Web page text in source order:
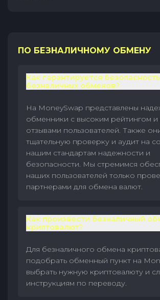
ПО БЕЗНАЛИЧНОМУ ОБМЕНУ
Как гарантируется безопасность
безналичных обменов?
На MoneySwap представлены
обменники с высоким рейтингом и
отзывами пользователей. Также
тщательную проверку и аудит на
нашим стандартам надежности и
безопасности. Мы стремимся
наших пользователей только
партнерами для обмена валют.
Как произвести безналичный
криптовалют?
Для безналичного обмена
подобрать обменный пункт на
выбрать нужную криптовалюту и
инструкциям по переводу.